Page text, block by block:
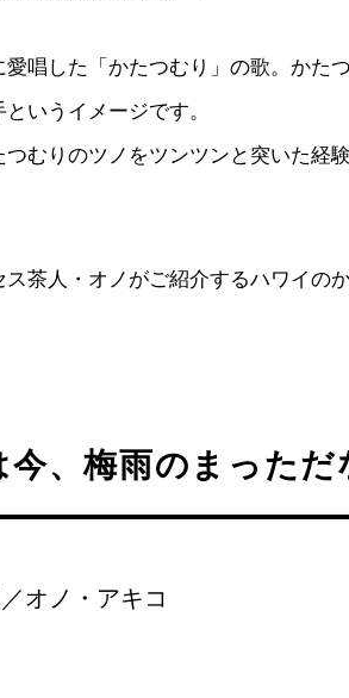
愛唱した「かたつむり」の歌。かた
いうイメージです。
つむりのツノをツンツンと突いた経
ス茶人・オノがご紹介するハワイの
今、梅雨のまった
オノ・アキコ